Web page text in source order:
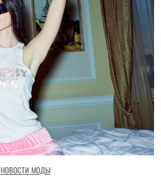
НОВОСТИ МОДЫ